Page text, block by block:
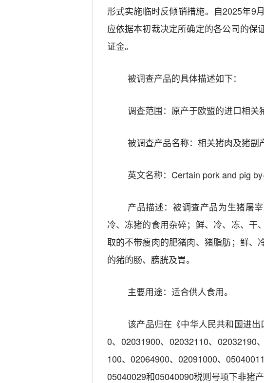
形式实施临时反倾销措施。自2025年9月
应依据本初裁决定所确定的各公司的保
证金。
被调查产品的具体描述如下：
调查范围：原产于欧盟的进口相关
被调查产品名称：相关猪肉及猪副
英文名称：Certain pork and pig
产品描述：被调查产品为生猪屠
冷、冻猪的食用杂碎；鲜、冷、冻、干
取的不带瘦肉的肥猪肉、猪脂肪；鲜、
的猪的肠、膀胱及胃。
主要用途：适合供人食用。
该产品归在《中华人民共和国进
0、02031900、02032110、02032190
100、02064900、02091000、
05040029和05040090税则号项下非猪